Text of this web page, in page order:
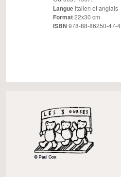
Langueitalien et anglais
Format22x30 cm
ISBN 978-88-86250-47-4